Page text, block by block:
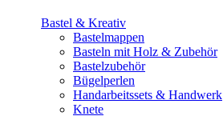
Bastel & Kreativ
Bastelmappen
Basteln mit Holz & Zubehör
Bastelzubehör
Bügelperlen
Handarbeitssets & Handwerk
Knete